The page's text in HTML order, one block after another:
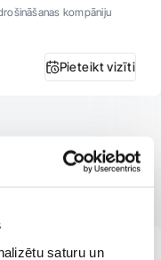
saturu un
kompāniju
Pieteikt vizīti